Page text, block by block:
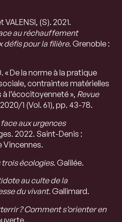
VALENSI, (S). 2021.
au réchauffement
défis pour la filière. Grenoble :
« De la norme à la pratique
contraintes matérielles
l’écocitoyenneté », Revue
1 (Vol. 61), pp. 43-78.
face aux urgences
2022. Saint-Denis :
Vincennes.
trois écologies. Galilée.
au culte de la
du vivant.Gallimard.
?Comment s’orienter en